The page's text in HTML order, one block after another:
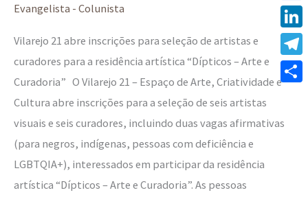
Evangelista - Colunista
Vilarejo 21 abre inscrições para seleção de artistas e
curadores para a residência artística “Dípticos – Arte e
Curadoria” O Vilarejo 21 – Espaço de Arte, Criatividade e
Cultura abre inscrições para a seleção de seis artistas
visuais e seis curadores, incluindo duas vagas afirmativas
(para negros, indígenas, pessoas com deficiência e
LGBTQIA+), interessados em participar da residência
artística “Dípticos – Arte e Curadoria”. As pessoas
abre
para
residência